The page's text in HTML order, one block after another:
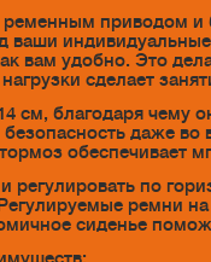
приводом
ваши
вам удобно. Это
сделает
см, благодаря чему
даже
обеспечивает
по
ремни
сиденье